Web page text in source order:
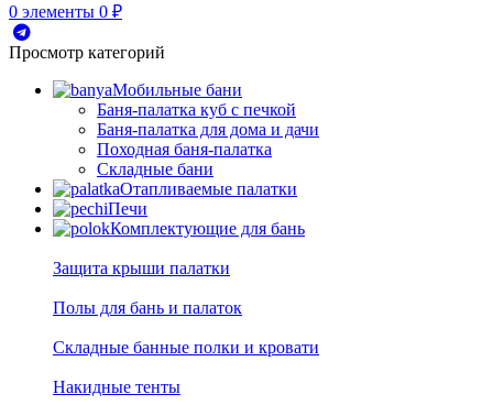
0 элементы 0 ₽
Просмотр категорий
Мобильные бани
Баня-палатка куб с печкой
Баня-палатка для дома и дачи
Походная баня-палатка
Складные бани
Отапливаемые палатки
Печи
Комплектующие для бань
Защита крыши палатки
Полы для бань и палаток
Складные банные полки и кровати
Накидные тенты